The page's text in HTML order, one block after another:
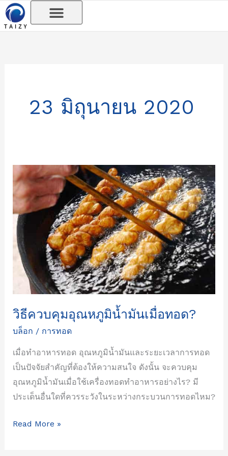
Skip
to
23 มิถุนายน 2020
วิธีควบคุมอุณหภูมิน้ำมันเมื่อทอด?
บล็อก / การทอด
เมื่อทำอาหารทอด อุณหภูมิน้ำมันและระยะเวลาการทอด
เป็นปัจจัยสำคัญที่ต้องให้ความสนใจ ดังนั้น จะควบคุม
อุณหภูมิน้ำมันเมื่อใช้เครื่องทอดทำอาหารอย่างไร? มี
ประเด็นอื่นใดที่ควรระวังในระหว่างกระบวนการทอดไหม?
วิธี
ควบคุม
อุณหภูมิ
น้ำมัน
ทอด?
Read More »